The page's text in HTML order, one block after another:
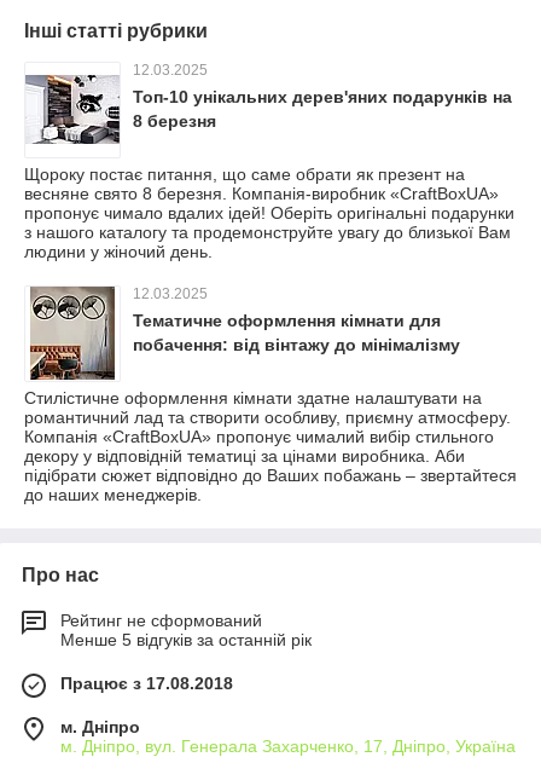
Інші статті рубрики
12.03.2025
Топ-10 унікальних дерев'яних подарунків на
8 березня
Щороку постає питання, що саме обрати як презент на
весняне свято 8 березня. Компанія-виробник «CraftBoxUA»
пропонує чимало вдалих ідей! Оберіть оригінальні подарунки
з нашого каталогу та продемонструйте увагу до близької Вам
людини у жіночий день.
12.03.2025
Тематичне оформлення кімнати для
побачення: від вінтажу до мінімалізму
Стилістичне оформлення кімнати здатне налаштувати на
романтичний лад та створити особливу, приємну атмосферу.
Компанія «CraftBoxUA» пропонує чималий вибір стильного
декору у відповідній тематиці за цінами виробника. Аби
підібрати сюжет відповідно до Ваших побажань – звертайтеся
до наших менеджерів.
Про нас
Рейтинг не сформований
Менше 5 відгуків за останній рік
Працює з 17.08.2018
м. Дніпро
м. Дніпро, вул. Генерала Захарченко, 17, Дніпро, Україна